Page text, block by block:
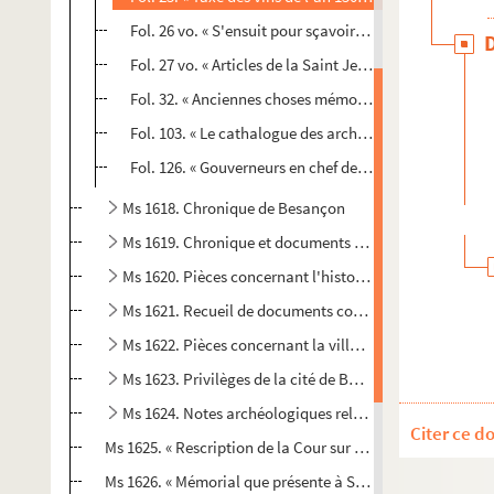
Fol. 26 vo. « S'ensuit pour sçavoir combien le muid de
Fol. 27 vo. « Articles de la Saint Jean, 25 juin 1530 »
Fol. 32. « Anciennes choses mémorables passées
Fol. 103. « Le cathalogue des archevesques et
Fol. 126. « Gouverneurs en chef de la province depuis
Ms 1618. Chronique de Besançon
Ms 1619. Chronique et documents relatifs à l'histoire
Ms 1620. Pièces concernant l'histoire de la ville de
Ms 1621. Recueil de documents concernant la ville de
Ms 1622. Pièces concernant la ville de Besançon
Ms 1623. Privilèges de la cité de Besançon
Ms 1624. Notes archéologiques relatives à Besançon,
Ms 1625. « Rescription de la Cour sur les plaintes des
Ms 1626. « Mémorial que présente à Sa Majesté la cité
Citer ce